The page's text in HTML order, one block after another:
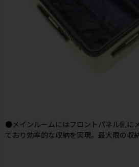
●メインルームにはフロントパネル側に
ており効率的な収納を実現。最大限の収